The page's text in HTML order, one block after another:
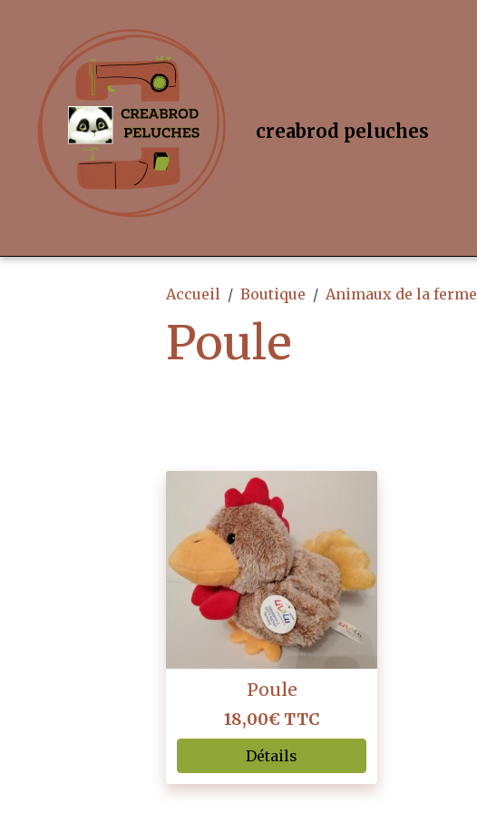
creabrod peluches
Accueil Boutique Animaux de la ferme
Poule
Poule
18,00€ TTC
Détails